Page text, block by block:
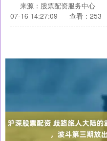
来源：股票配资服务中心
07-16 14:27:09
查看：253